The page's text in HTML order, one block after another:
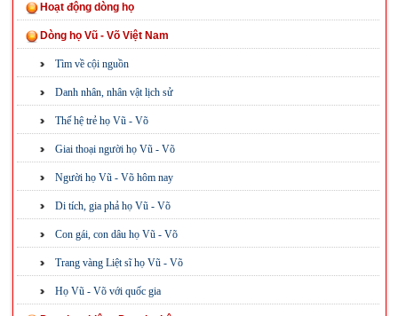
Hoạt động dòng họ
Dòng họ Vũ - Võ Việt Nam
Tìm về cội nguồn
Danh nhân, nhân vật lịch sử
Thế hệ trẻ họ Vũ - Võ
Giai thoại người họ Vũ - Võ
Người họ Vũ - Võ hôm nay
Di tích, gia phả họ Vũ - Võ
Con gái, con dâu họ Vũ - Võ
Trang vàng Liệt sĩ họ Vũ - Võ
Họ Vũ - Võ với quốc gia